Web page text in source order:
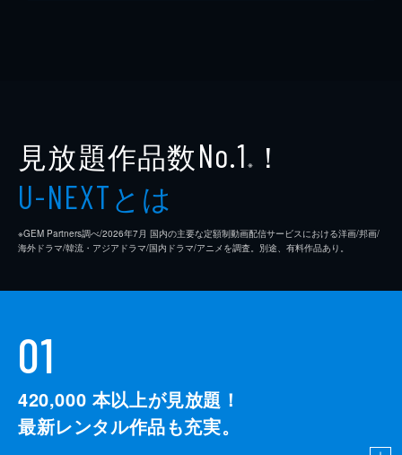
見放題作品数No.1 ※ ！
U-NEXTとは
※GEM Partners調べ/2026年7⽉ 国内の主要な定額制動画配信サービスにおける洋画/邦画/
海外ドラマ/韓流・アジアドラマ/国内ドラマ/アニメを調査。別途、有料作品あり。
01
420,000 本以上が見放題！
最新レンタル作品も充実。